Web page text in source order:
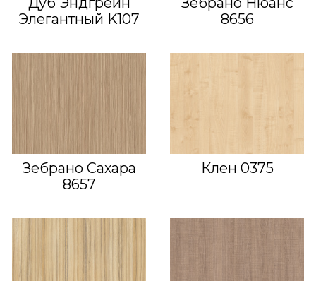
Элегантный K107
8656
Зебрано Сахара
8657
Клен 0375